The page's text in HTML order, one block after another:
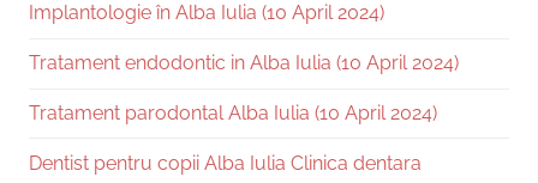
Implantologie în Alba Iulia (10 April 2024)
Tratament endodontic in Alba Iulia (10 April 2024)
Tratament parodontal Alba Iulia (10 April 2024)
Dentist pentru copii Alba Iulia Clinica dentara